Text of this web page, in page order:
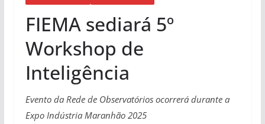
FIEMA sediará 5º
Workshop de
Inteligência
Evento da Rede de Observatórios ocorrerá durante a
Expo Indústria Maranhão 2025